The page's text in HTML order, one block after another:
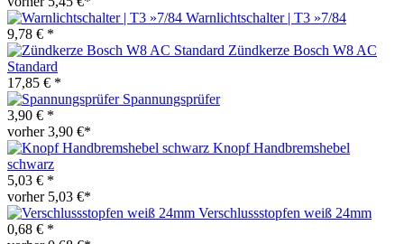
Warnlichtschalter | T3 »7/84
9,78 € *
Zündkerze Bosch W8 AC
Standard
17,85 € *
Spannungsprüfer
3,90 € *
vorher 3,90 €*
Knopf Handbremshebel
schwarz
5,03 € *
vorher 5,03 €*
Verschlussstopfen weiß 24mm
0,68 € *